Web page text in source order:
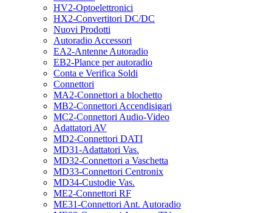
HV2-Optoelettronici
HX2-Convertitori DC/DC
Nuovi Prodotti
Autoradio Accessori
EA2-Antenne Autoradio
EB2-Plance per autoradio
Conta e Verifica Soldi
Connettori
MA2-Connettori a blochetto
MB2-Connettori Accendisigari
MC2-Connettori Audio-Video
Adattatori AV
MD2-Connettori DATI
MD31-Adattatori Vas.
MD32-Connettori a Vaschetta
MD33-Connettori Centronix
MD34-Custodie Vas.
ME2-Connettori RF
ME31-Connettori Ant. Autoradio